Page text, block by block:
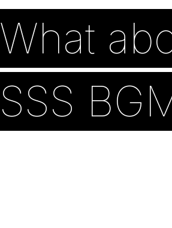
What
SSS